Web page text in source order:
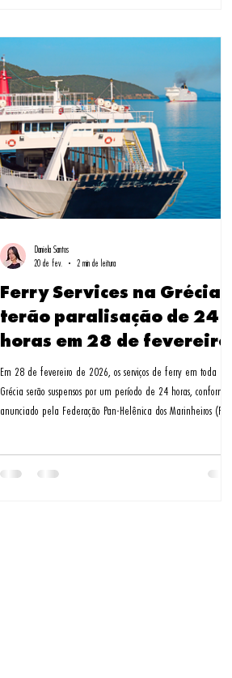
Ferry Services na Grécia
terão paralisação de 24
horas em 28 de fevereiro
Em 28 de fevereiro de 2026, os serviços de ferry em toda a
Grécia serão suspensos por um período de 24 horas, conforme
anunciado pela Federação Pan-Helênica dos Marinheiros (PNO).
cargas permaneçam atracadas nos portos, interrompendo
Daniela Santos
20 de fev.
2 min de leitura